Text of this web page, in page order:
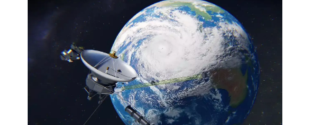
osiągnęło sprawność 32%. W 2022 roku laboratorium
elektroniki organicznej i nanostrukturalnej (ONE)
Vladimira Bulovicia w Massachusetts Institute of
Technology (MIT) wprowadziło elastyczne organiczne
cienkowarstwowe ogniwa słoneczne zintegrowane z